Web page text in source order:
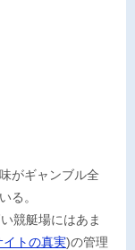
がギャンブル全
る。
競艇場にはあま
イトの真実)の管理